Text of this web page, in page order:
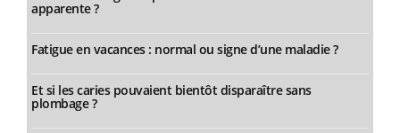
apparente ?
Fatigue en vacances : normal ou signe d’une maladie ?
Et si les caries pouvaient bientôt disparaître sans
plombage ?